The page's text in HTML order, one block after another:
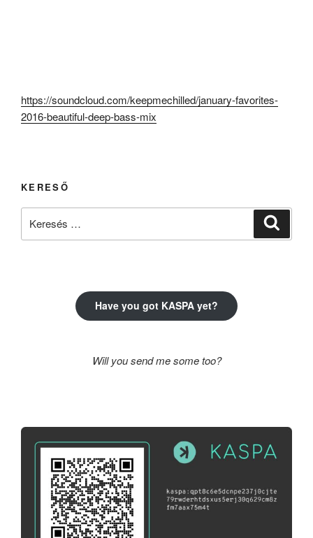
https://soundcloud.com/keepmechilled/january-favorites-
2016-beautiful-deep-bass-mix
KERESŐ
Have you got KASPA yet?
Will you send me some too?